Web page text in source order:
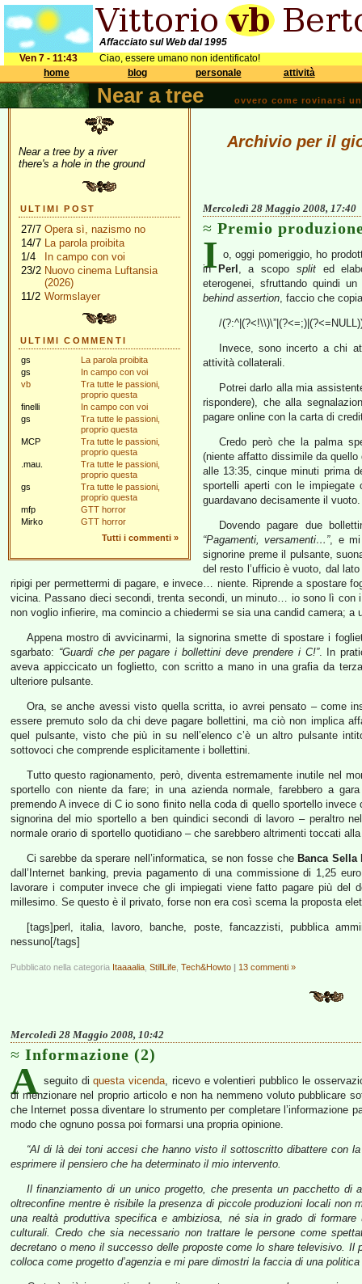
Affacciato sul Web dal 1995
Ven 7 - 11:43
Ciao, essere umano non identificato!
home
blog personale attività
Near a tree ovvero come rovinarsi
Near a tree by a river
there's a hole in the ground
ULTIMI POST
27/7 Opera sì, nazismo no
14/7 La parola proibita
1/4
In campo con voi
23/2 Nuovo cinema Luftansia
(2026)
11/2 Wormslayer
ULTIMI COMMENTI
gs
La parola proibita
gs
In campo con voi
vb
Tra tutte le passioni,
proprio questa
finelli
In campo con voi
gs
Tra tutte le passioni,
proprio questa
MCP
Tra tutte le passioni,
proprio questa
.mau.
Tra tutte le passioni,
proprio questa
gs
Tra tutte le passioni,
proprio questa
mfp
GTT horror
Mirko
GTT horror
Tutti i commenti »
Archivio per il
Mercoledì 28 Maggio 2008, 17:40
Premio
I o, oggi pomeriggio, ho
in Perl , a scopo splited
eterogenei, sfruttando quindi
behind assertion, faccio che
/
Invece, sono incerto a chi
attività collaterali.
Potrei darlo alla mia
rispondere), che alla
pagare online con la carta di
Credo però che la palma
(niente affatto dissimile da
alle 13:35, cinque minuti prima
sportelli aperti con le impiegate
guardavano decisamente il vuoto.
Dovendo pagare due
“Pagamenti, versamenti…”, e mi
signorine preme il pulsante,
del resto l’ufficio è vuoto, dal
ripigi per permettermi di pagare, e invece… niente. Riprende a spostare
vicina. Passano dieci secondi, trenta secondi, un minuto… io sono lì con
non voglio infierire, ma comincio a chiedermi se sia una candid camera;
Appena mostro di avvicinarmi, la signorina smette di spostare i
sgarbato: “Guardi che per pagare i bollettini deve prendere i C!”. In
aveva appiccicato un foglietto, con scritto a mano in una grafia da
ulteriore pulsante.
Ora, se anche avessi visto quella scritta, io avrei pensato – come
essere premuto solo da chi deve pagare bollettini, ma ciò non implica
quel pulsante, visto che più in su nell’elenco c’è un altro pulsante
sottovoci che comprende esplicitamente i bollettini.
Tutto questo ragionamento, però, diventa estremamente inutile nel
sportello con niente da fare; in una azienda normale, farebbero a
premendo A invece di C io sono finito nella coda di quello sportello
signorina del mio sportello a ben quindici secondi di lavoro – peraltro
normale orario di sportello quotidiano – che sarebbero altrimenti toccati
Ci sarebbe da sperare nell’informatica, se non fosse che Banca Sella
dall’Internet banking, previa pagamento di una commissione di 1,25
lavorare i computer invece che gli impiegati viene fatto pagare più
millesimo. Se questo è il privato, forse non era così scema la proposta
[tags]perl, italia, lavoro, banche, poste, fancazzisti, pubblica
nessuno[/tags]
Pubblicato nella categoria Itaaaalia StillLife Tech&Howto | 13 commenti »
Mercoledì 28 Maggio 2008, 10:42
Informazione (2)
A seguito diquesta vicenda, ricevo e volentieri pubblico le
di menzionare nel proprio articolo e non ha nemmeno voluto pubblicare
che Internet possa diventare lo strumento per completare l’informazione
modo che ognuno possa poi formarsi una propria opinione.
“Al di là dei toni accesi che hanno visto il sottoscritto dibattere con
esprimere il pensiero che ha determinato il mio intervento.
Il finanziamento di un unico progetto, che presenta un pacchetto di
oltreconfine mentre è risibile la presenza di piccole produzioni locali
una realtà produttiva specifica e ambiziosa, né sia in grado di
culturali. Credo che sia necessario non trattare le persone come
decretano o meno il successo delle proposte come lo share televisivo. Il
colloca come progetto d’agenzia e mi pare dimostri la faccia di una